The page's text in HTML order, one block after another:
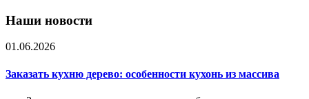
Наши новости
01.06.2026
Заказать кухню дерево: особенности кухонь из массива